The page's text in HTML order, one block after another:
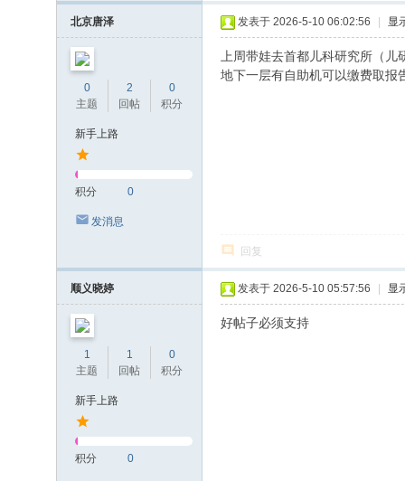
北京唐泽
0
主题
2
回帖
0
积分
新手上路
积分 0
发消息
发表于 2026-5-10 06:02:56 显
上周带娃去首都儿科研究所（
地下一层有自助机可以缴费取报
回复
顺义晓婷
1
主题
1
回帖
0
积分
新手上路
积分 0
发表于 2026-5-10 05:57:56 显
好帖子必须支持